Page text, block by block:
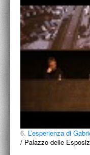
6. L’esperienza di
/ Palazzo delle